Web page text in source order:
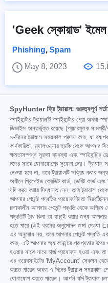
'Geek স্কোয়াড' ইমেল
Phishing, Spam
May 8, 2023
SpyHunter ফ্রি ট্রায়াল: গুরুত্বপূর্ণ
স্পাইহান্টার ট্রায়ালটি স্পাইহান্টার প্রো
ডিভাইস অন্তর্ভুক্ত রয়েছে (প্রচারমূলক
৭-দিনের ট্রায়াল সময়কাল প্রদান করে, যা
কার্যকারিতা, ম্যালওয়্যার হুমকি থেকে আপনার
ক্ষমতাসম্পন্ন সুরক্ষা ব্যবস্থা এবং স্পাইহান্টার
দলের সাথে যোগাযোগের সুযোগ দেয়। ট্রায়াল
নেওয়া হবে না, তবে ট্রায়ালটি সক্রিয় করার
অধীনে প্রিপেইড ক্রেডিট কার্ড, ডেবিট কার্ড
যদি ক্রয় করার সিদ্ধান্ত নেন, তবে ট্রায়াল
আপনার পেমেন্ট পদ্ধতির প্রয়োজনীয়তা
চলাকালীন আপনার পেমেন্ট পদ্ধতি থেকে অগ্রিম
পদ্ধতিটি বৈধ কিনা তা যাচাই করার জন্য
হতে পারে (এই ধরনের অনুমোদন জমা দেওয়া
এর অনুরোধ নয়, তবে আপনার পেমেন্ট পদ্ধতি
করে, এটি আপনার অ্যাকাউন্টের প্রাপ্যতার
হওয়ার সাথে সাথে চার্জ প্রযোজ্য হওয়া
এর ওয়েবসাইটের 'MyAccount' সেকশন থেকে
করতে পারেন অথবা ৭-দিনের ট্রায়াল
যোগাযোগ করতে পারেন। আপনি যদি ট্রায়াল